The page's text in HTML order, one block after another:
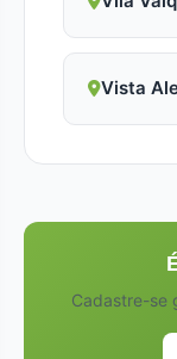
Vista
Cadastre-se